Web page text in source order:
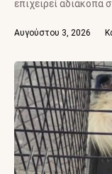
επιχειρεί αδιάκοπα
Αυγούστου 3, 2026